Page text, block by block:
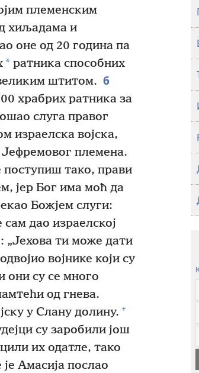
племенским
хиљадама и
оне од 20 година па
* ратника способних
штитом. 6
храбрих ратника за
слуга правог
израелска војска,
племена.
тако, прави
јер Бог има моћ да
Божјем слуги:
дао израелској
„Јехова ти може дати
војнике који су
они су се много
од гнева.
у Слану долину. +
су заробили још
их одатле, тако
је Амасија послао